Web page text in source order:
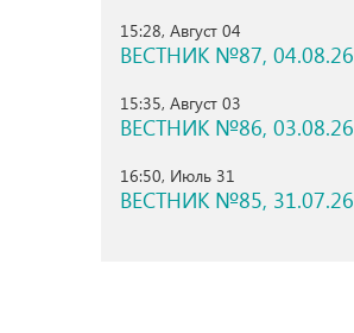
15:28, Август 04
ВЕСТНИК №87, 04.08.26
15:35, Август 03
ВЕСТНИК №86, 03.08.26
16:50, Июль 31
ВЕСТНИК №85, 31.07.26